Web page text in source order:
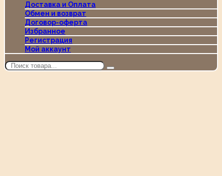
Доставка и Оплата
Обмен и возврат
Договор-оферта
Избранное
Регистрация
Мой аккаунт